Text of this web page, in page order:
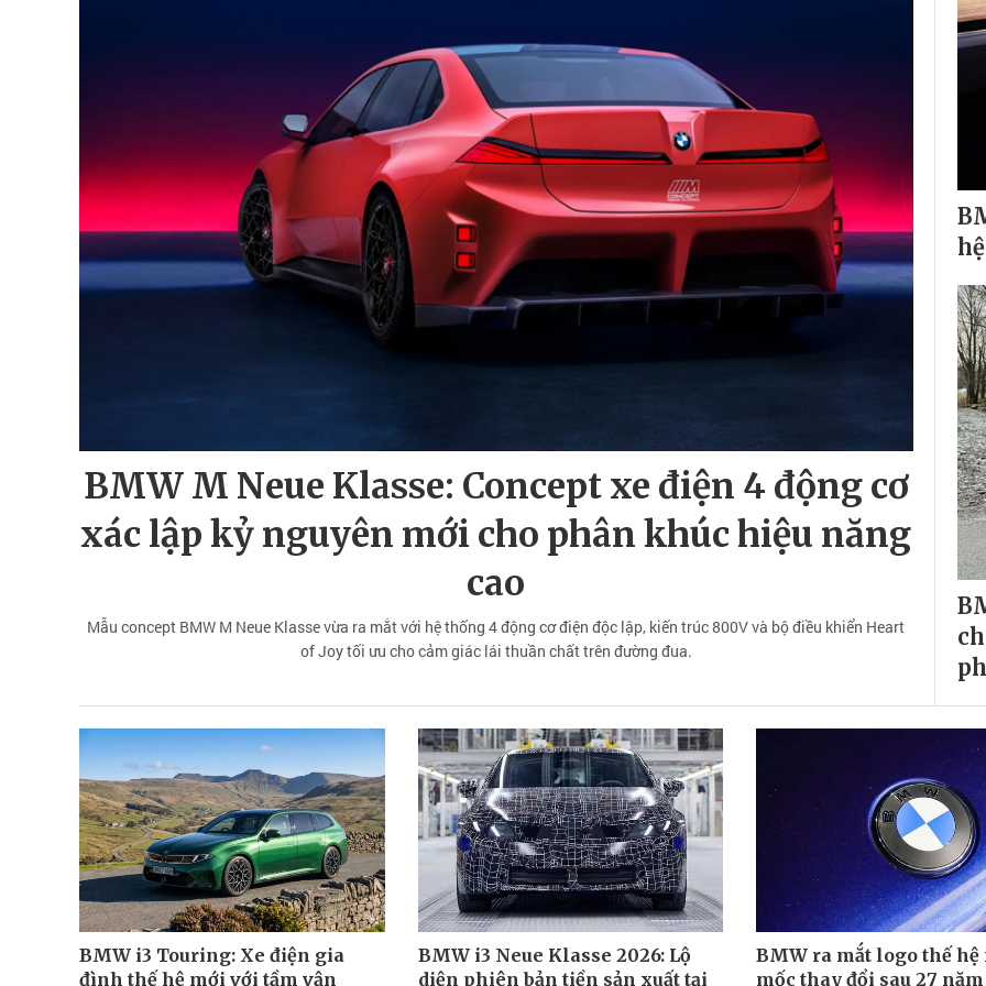
BMW M Neue Klasse: Concept xe điện 4 động cơ
xác lập kỷ nguyên mới cho phân khúc hiệu năng
cao
Mẫu concept BMW M Neue Klasse vừa ra mắt với hệ thống 4 động cơ điện độc lập, kiến trúc 800V và bộ điều khiển Heart
of Joy tối ưu cho cảm giác lái thuần chất trên đường đua.
BMW i3 Touring: Xe điện gia
đình thế hệ mới với tầm vận
BMW i3 Neue Klasse 2026: Lộ
diện phiên bản tiền sản xuất tại
BMW ra mắt logo thế hệ
mốc thay đổi sau 27